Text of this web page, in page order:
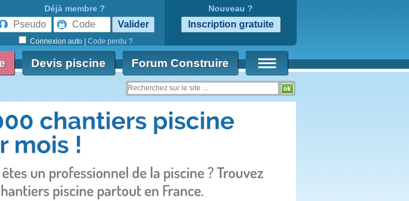
Déjà membre ?
Connexion auto Code perdu ?
Nouveau ?
Devis piscine Forum Construire